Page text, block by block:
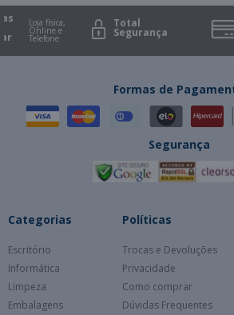
Loja física,
Online e
Telefone
Total
Segurança
Formas de
Segurança
Categorias
Escritório
Informática
Limpeza
Embalagens
Políticas
Trocas e Devoluções
Privacidade
Como comprar
Dúvidas Frequentes